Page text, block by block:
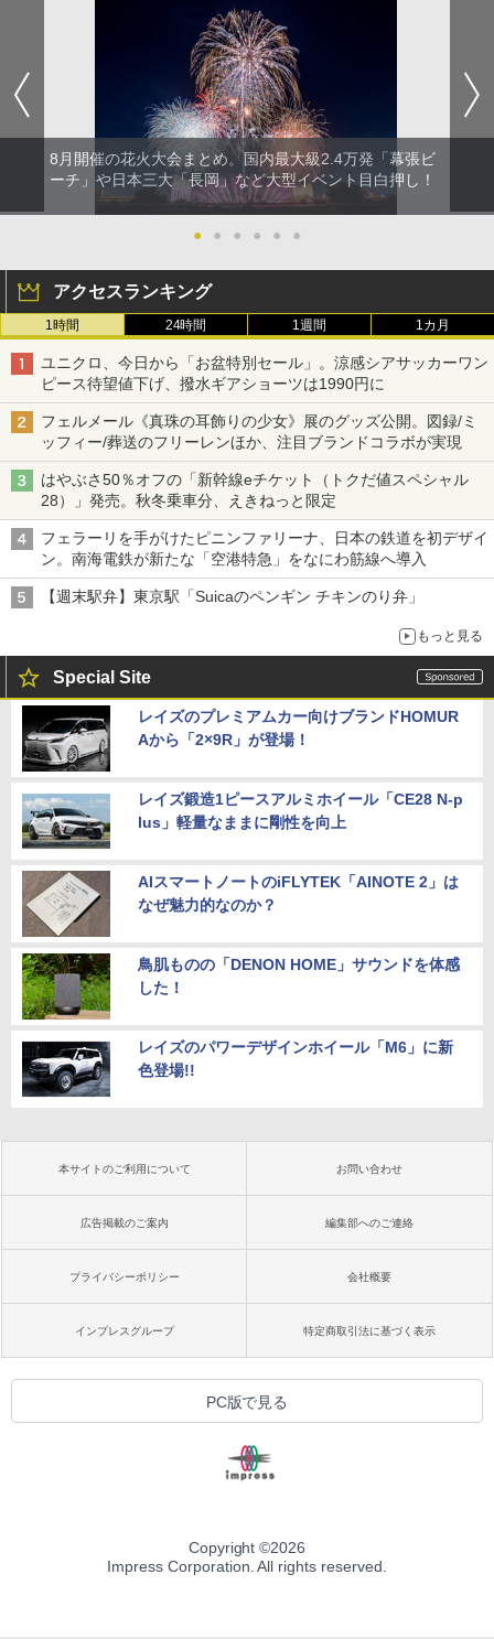
8月開催の花火大会まとめ。国内最大級2.4万発「幕張ビ
ーチ」や日本三大「長岡」など大型イベント目白押し！
● ● ● ● ● ●
アクセスランキング
1時間 24時間 1週間 1カ月
ユニクロ、今日から「お盆特別セール」。涼感シアサッカーワン
ピース待望値下げ、撥水ギアショーツは1990円に
フェルメール《真珠の耳飾りの少女》展のグッズ公開。図録/ミ
ッフィー/葬送のフリーレンほか、注目ブランドコラボが実現
はやぶさ50％オフの「新幹線eチケット（トクだ値スペシャル
28）」発売。秋冬乗車分、えきねっと限定
フェラーリを手がけたピニンファリーナ、日本の鉄道を初デザイ
ン。南海電鉄が新たな「空港特急」をなにわ筋線へ導入
【週末駅弁】東京駅「Suicaのペンギン チキンのり弁」
もっと見る
Special Site
レイズのプレミアムカー向けブランドHOMUR
Aから「2×9R」が登場！
レイズ鍛造1ピースアルミホイール「CE28 N-p
lus」軽量なままに剛性を向上
AIスマートノートのiFLYTEK「AINOTE 2」は
なぜ魅力的なのか？
鳥肌ものの「DENON HOME」サウンドを体感
した！
レイズのパワーデザインホイール「M6」に新
色登場!!
本サイトのご利用について お問い合わせ
広告掲載のご案内 編集部へのご連絡
プライバシーポリシー 会社概要
インプレスグループ 特定商取引法に基づく表示
PC版で見る
Copyright ©2026
Impress Corporation. All rights reserved.